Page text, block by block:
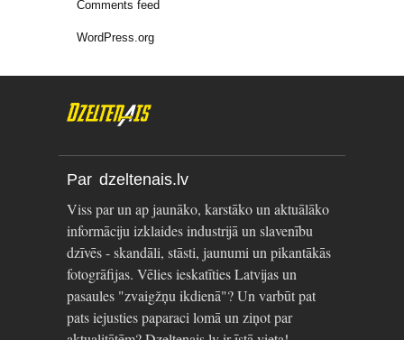
Comments feed
WordPress.org
Par dzeltenais.lv
Viss par un ap jaunāko, karstāko un aktuālāko
informāciju izklaides industrijā un slavenību
dzīvēs - skandāli, stāsti, jaunumi un pikantākās
fotogrāfijas. Vēlies ieskatīties Latvijas un
pasaules "zvaigžņu ikdienā"? Un varbūt pat
pats iejusties paparaci lomā un ziņot par